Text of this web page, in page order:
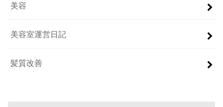
美容
美容室運営日記
髪質改善